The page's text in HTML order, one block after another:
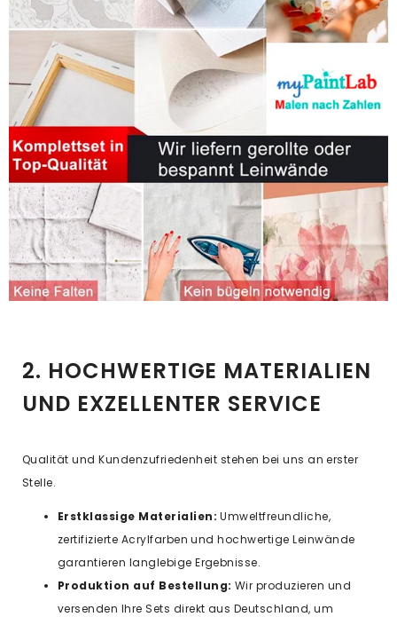
2. HOCHWERTIGE MATERIALIEN
UND EXZELLENTER SERVICE
Qualität und Kundenzufriedenheit stehen bei uns an erster
Stelle.
Erstklassige Materialien: Umweltfreundliche,
zertifizierte Acrylfarben und hochwertige Leinwände
garantieren langlebige Ergebnisse.
Produktion auf Bestellung: Wir produzieren und
versenden Ihre Sets direkt aus Deutschland, um